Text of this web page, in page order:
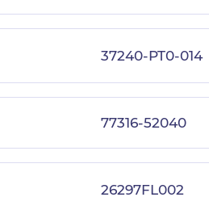
37240-PT0-014
77316-52040
26297FL002